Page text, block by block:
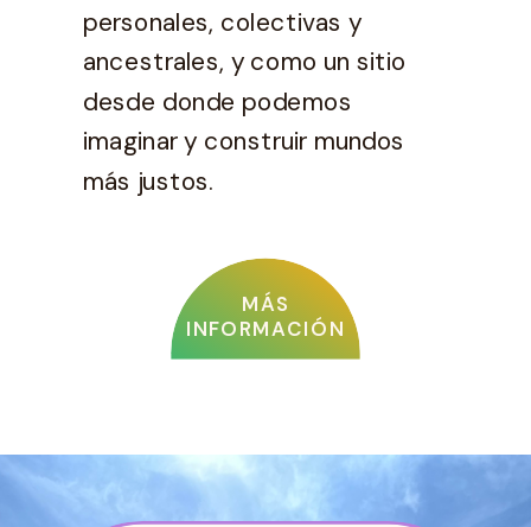
MÁS
INFORMACIÓN
personales, colectivas y
ancestrales, y como un sitio
desde donde podemos
imaginar y construir mundos
más justos.